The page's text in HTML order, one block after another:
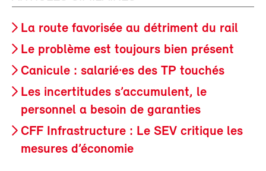
La route favorisée au détriment du rail
Le problème est toujours bien présent
Canicule : salarié·es des TP touchés
Les incertitudes s’accumulent, le
personnel a besoin de garanties
CFF Infrastructure : Le SEV critique les
mesures d’économie